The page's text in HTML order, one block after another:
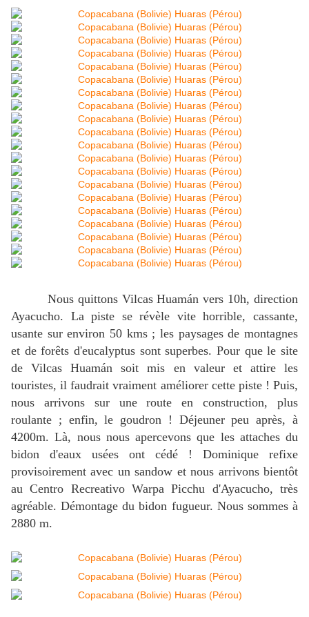
Nous quittons Vilcas Huamán vers 10h, direction
Ayacucho. La piste se révèle vite horrible, cassante,
usante sur environ 50 kms ; les paysages de montagnes
et de forêts d'eucalyptus sont superbes. Pour que le site
de Vilcas Huamán soit mis en valeur et attire les
touristes, il faudrait vraiment améliorer cette piste ! Puis,
nous arrivons sur une route en construction, plus
roulante ; enfin, le goudron ! Déjeuner peu après, à
4200m. Là, nous nous apercevons que les attaches du
bidon d'eaux usées ont cédé ! Dominique refixe
provisoirement avec un sandow et nous arrivons bientôt
au Centro Recreativo Warpa Picchu d'Ayacucho, très
agréable. Démontage du bidon fugueur. Nous sommes à
2880 m.